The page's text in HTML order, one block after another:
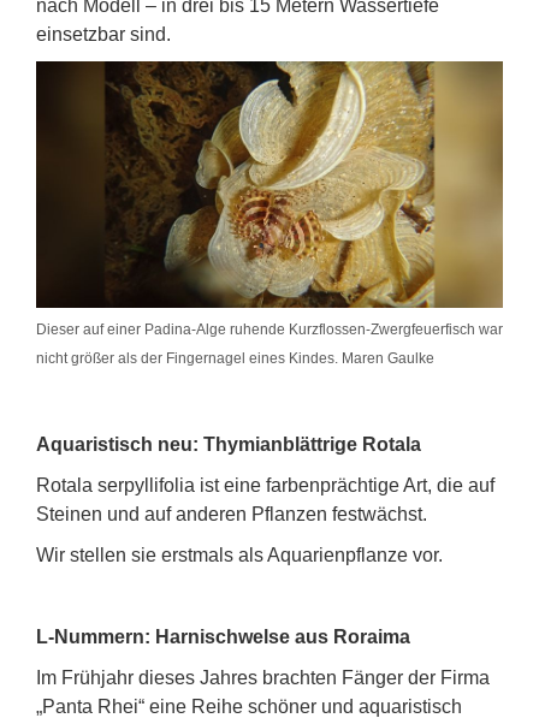
nach Modell – in drei bis 15 Metern Wassertiefe
einsetzbar sind.
Dieser auf einer Padina-Alge ruhende Kurzflossen-Zwergfeuerfisch war
nicht größer als der Fingernagel eines Kindes. Maren Gaulke
Aquaristisch neu: Thymianblättrige Rotala
Rotala serpyllifolia ist eine farbenprächtige Art, die auf
Steinen und auf anderen Pflanzen festwächst.
Wir stellen sie erstmals als Aquarienpflanze vor.
L-Nummern: Harnischwelse aus Roraima
Im Frühjahr dieses Jahres brachten Fänger der Firma
„Panta Rhei“ eine Reihe schöner und aquaristisch